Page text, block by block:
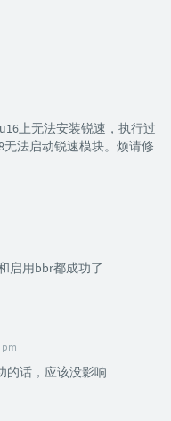
上无法安装锐速，执行过
法启动锐速模块。烦请修
启用bbr都成功了
pm
的话，应该没影响